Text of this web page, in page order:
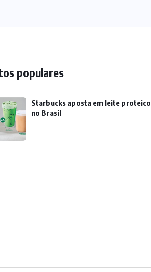
populares
Starbucks aposta em leite proteico
no Brasil